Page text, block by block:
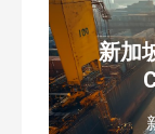
新加